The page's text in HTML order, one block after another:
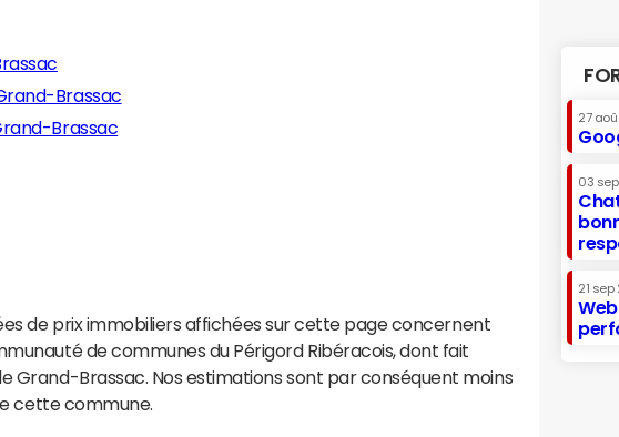
Brassac
Brassac
de prix immobiliers affichées sur cette page concernent
de communes du Périgord Ribéracois, dont fait
Grand-Brassac. Nos estimations sont par conséquent moins
cette commune.
27
03
21 sep